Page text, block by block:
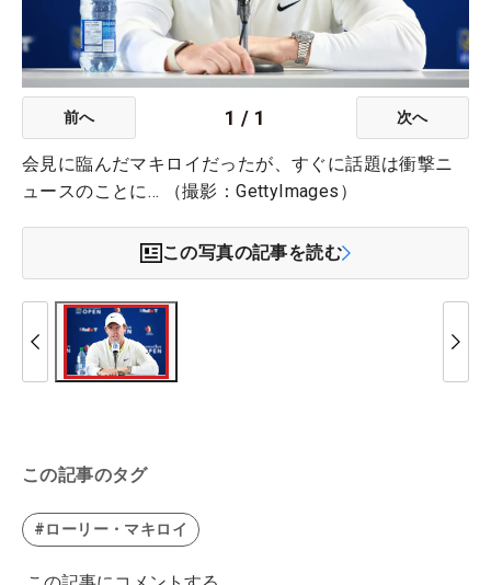
前へ 1 / 1 次へ
会見に臨んだマキロイだったが、すぐに話題は衝撃ニ
ュースのことに… （撮影：GettyImages）
この写真の記事を読む
この記事のタグ
#ローリー・マキロイ